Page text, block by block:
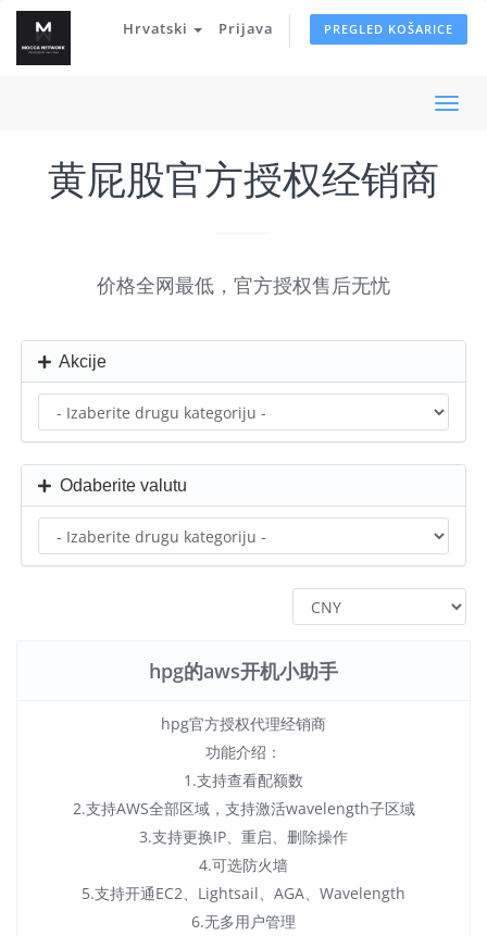
Hrvatski Prijava PREGLED KOŠARICE
黄屁股官方授权经销商
价格全网最低，官方授权售后无忧
Akcije
Odaberite valutu
hpg的aws开机小助手
hpg官方授权代理经销商
功能介绍：
1.支持查看配额数
2.支持AWS全部区域，支持激活wavelength子区域
3.支持更换IP、重启、删除操作
4.可选防火墙
5.支持开通EC2、Lightsail、AGA、Wavelength
6.无多用户管理